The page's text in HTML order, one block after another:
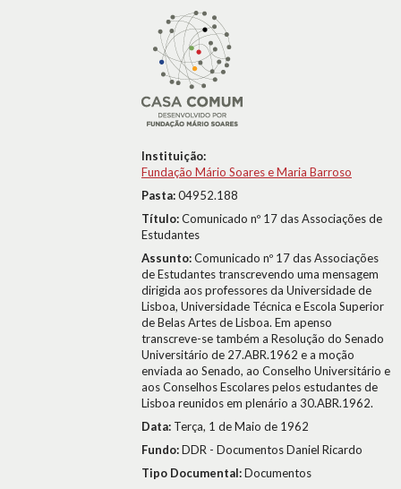
Instituição:
Fundação Mário Soares e Maria Barroso
Pasta:04952.188
Título:Comunicado nº 17 das Associações de
Estudantes
Assunto:Comunicado nº 17 das Associações
de Estudantes transcrevendo uma mensagem
dirigida aos professores da Universidade de
Lisboa, Universidade Técnica e Escola Superior
de Belas Artes de Lisboa. Em apenso
transcreve-se também a Resolução do Senado
Universitário de 27.ABR.1962 e a moção
enviada ao Senado, ao Conselho Universitário e
aos Conselhos Escolares pelos estudantes de
Lisboa reunidos em plenário a 30.ABR.1962.
Data: Terça, 1 de Maio de 1962
Fundo:DDR - Documentos Daniel Ricardo
Tipo Documental:Documentos